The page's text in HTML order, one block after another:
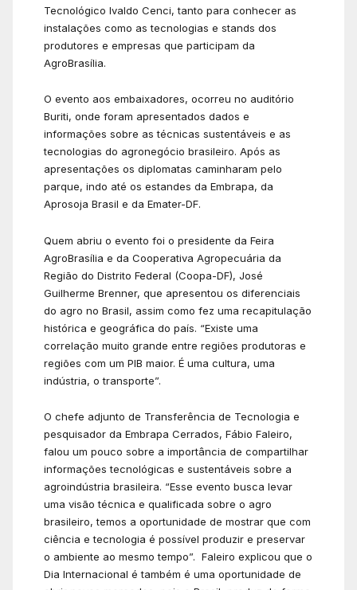
Tecnológico Ivaldo Cenci, tanto para conhecer as
instalações como as tecnologias e stands dos
produtores e empresas que participam da
AgroBrasília.
O evento aos embaixadores, ocorreu no auditório
Buriti, onde foram apresentados dados e
informações sobre as técnicas sustentáveis e as
tecnologias do agronegócio brasileiro. Após as
apresentações os diplomatas caminharam pelo
parque, indo até os estandes da Embrapa, da
Aprosoja Brasil e da Emater-DF.
Quem abriu o evento foi o presidente da Feira
AgroBrasília e da Cooperativa Agropecuária da
Região do Distrito Federal (Coopa-DF), José
Guilherme Brenner, que apresentou os diferenciais
do agro no Brasil, assim como fez uma recapitulação
histórica e geográfica do país. “Existe uma
correlação muito grande entre regiões produtoras e
regiões com um PIB maior. É uma cultura, uma
indústria, o transporte”.
O chefe adjunto de Transferência de Tecnologia e
pesquisador da Embrapa Cerrados, Fábio Faleiro,
falou um pouco sobre a importância de compartilhar
informações tecnológicas e sustentáveis sobre a
agroindústria brasileira. “Esse evento busca levar
uma visão técnica e qualificada sobre o agro
brasileiro, temos a oportunidade de mostrar que com
ciência e tecnologia é possível produzir e preservar
o ambiente ao mesmo tempo”. Faleiro explicou que o
Dia Internacional é também é uma oportunidade de